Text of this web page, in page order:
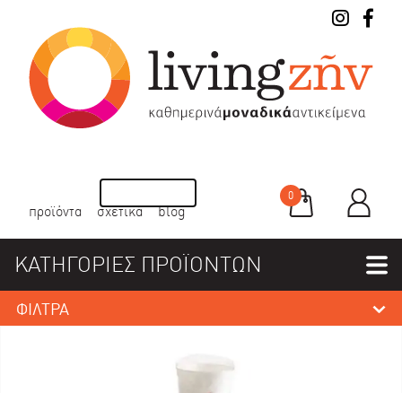
προϊόντα σχετικά blog
0
ΚΑΤΗΓΟΡΙΕΣ ΠΡΟΪΟΝΤΩΝ
ΦΙΛΤΡΑ